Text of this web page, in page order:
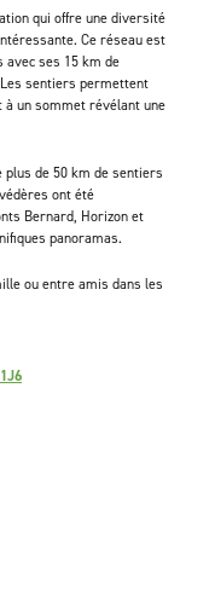
qui offre une diversité
Ce réseau est
ses 15 km de
sentiers permettent
à un sommet révélant une
plus de 50 km de sentiers
ont été
Bernard, Horizon et
panoramas.
ou entre amis dans les